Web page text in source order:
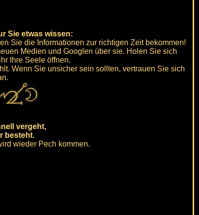
Sie etwas wissen:
Sie die Informationen zur richtigen Zeit bekommen!
Medien und Googlen über sie. Holen Sie sich
Ihre Seele öffnen.
Wenn Sie unsicher sein sollten, vertrauen Sie sich
vergeht,
besteht.
wieder Pech kommen.